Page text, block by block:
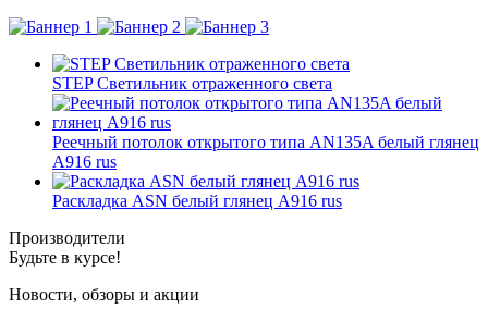
STEP Светильник отраженного света
Реечный потолок открытого типа AN135A белый глянец
А916 rus
Раскладка ASN белый глянец А916 rus
Производители
Будьте в курсе!
Новости, обзоры и акции